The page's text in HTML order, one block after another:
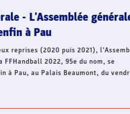
générale
puis 2021), l’Assemblée
2022, 95e du nom, se
Beaumont, du vendredi
représentants des territoires
métropolitaine et ultra-
une première depuis
son